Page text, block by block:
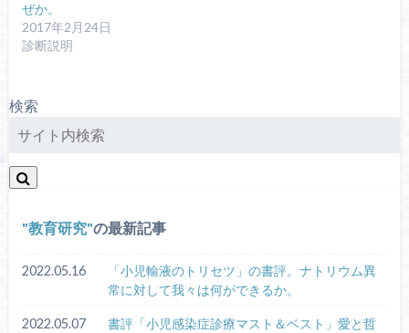
ぜか。
2017年2月24日
診断説明
検索
教育研究 の最新記事
2022.05.16
「小児輸液のトリセツ」の書評。ナトリウム異
常に対して我々は何ができるか。
2022.05.07
書評「小児感染症診療マスト＆ベスト」愛と哲